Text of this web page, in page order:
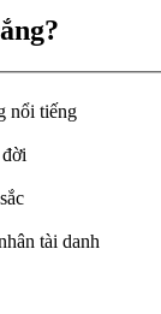
nổi tiếng
tài danh